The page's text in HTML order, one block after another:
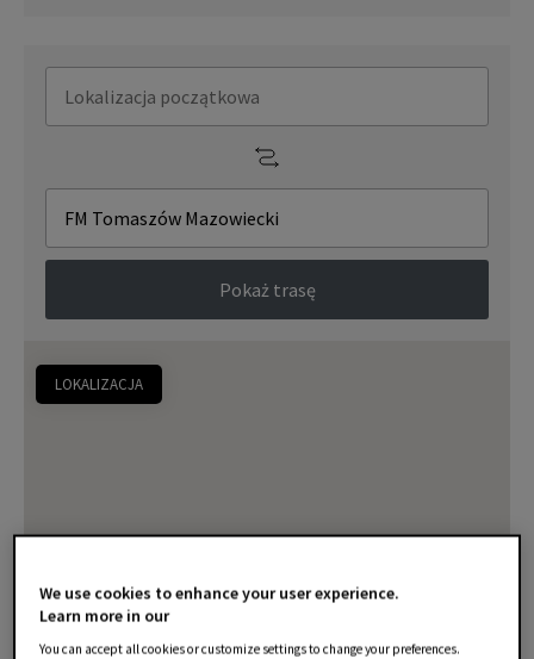
LOKALIZACJA
Pokaż trasę
We use cookies to enhance your user experience.
Learn more in our
You can accept all cookies or customize settings to change your preferences.